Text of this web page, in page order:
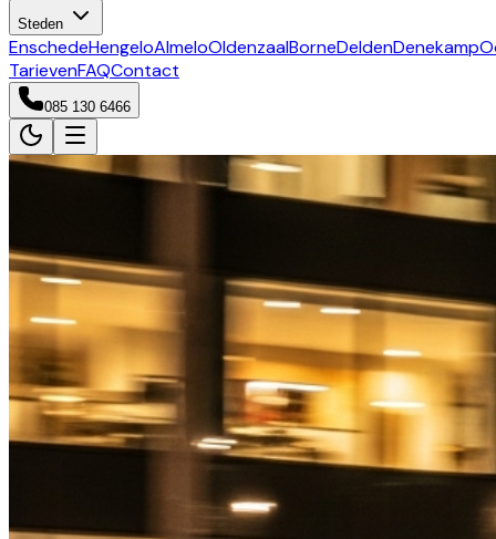
Steden
EnschedeHengeloAlmeloOldenzaalBorneDeldenDenekamp
TarievenFAQContact
085 130 6466